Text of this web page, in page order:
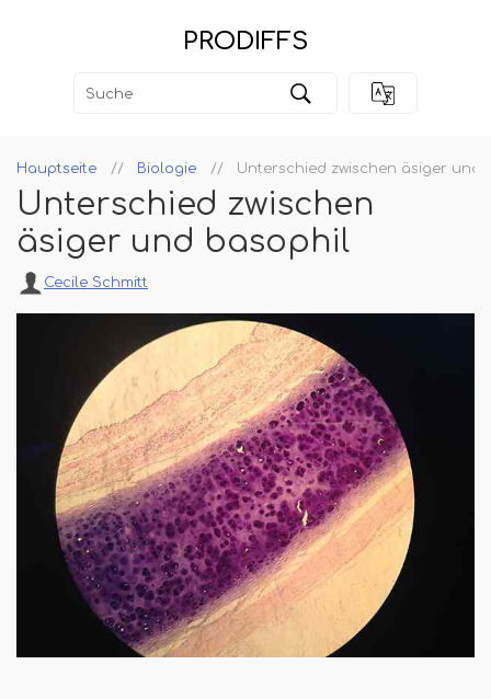
PRODIFFS
Hauptseite Biologie Unterschied zwischen äsiger und
Unterschied zwischen
äsiger und basophil
Cecile Schmitt